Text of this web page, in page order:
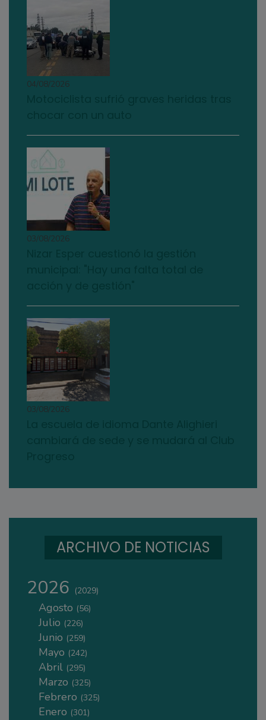
04/08/2026
03/08/2026
03/08/2026
ARCHIVO DE NOTICIAS
2026 (2029)
Agosto (56)
Julio (226)
Junio (259)
Mayo (242)
Abril (295)
Marzo (325)
Febrero (325)
Enero (301)